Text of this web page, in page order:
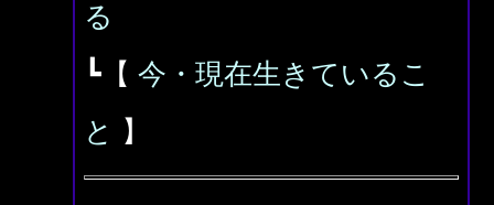
る
┗【 今・現在生きているこ
と
】